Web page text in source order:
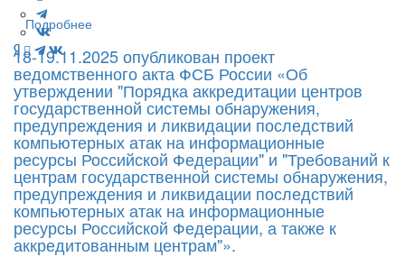
Подробнее
18-19.11.2025 опубликован проект
ведомственного акта ФСБ России «Об
утверждении "Порядка аккредитации центров
государственной системы обнаружения,
предупреждения и ликвидации последствий
компьютерных атак на информационные
ресурсы Российской Федерации" и "Требований к
центрам государственной системы обнаружения,
предупреждения и ликвидации последствий
компьютерных атак на информационные
ресурсы Российской Федерации, а также к
аккредитованным центрам"».